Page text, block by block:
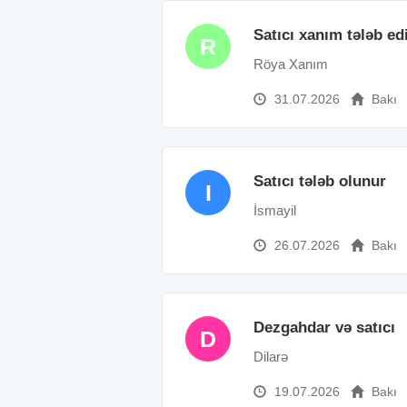
R Satıcı xanım tələb
Röya Xanım
31.07.2026 Bakı
I Satıcı tələb olunur
İsmayil
26.07.2026 Bakı
D Dezgahdar və satıcı
Dilarə
19.07.2026 Bakı